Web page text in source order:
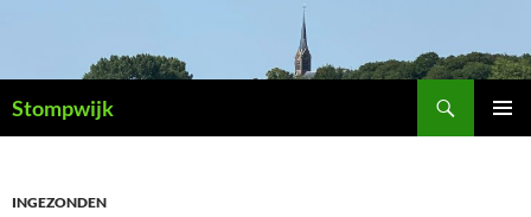
inhoud
Stompwijk
INGEZONDEN